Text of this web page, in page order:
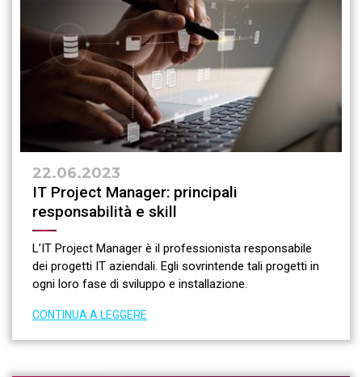
22.06.2023
IT Project Manager: principali
responsabilità e skill
L’IT Project Manager è il professionista responsabile
dei progetti IT aziendali. Egli sovrintende tali progetti in
ogni loro fase di sviluppo e installazione.
CONTINUA A LEGGERE